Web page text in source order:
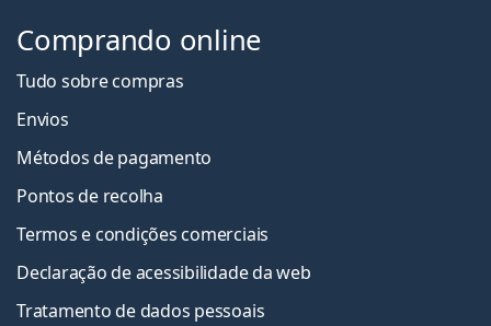
Comprando online
Tudo sobre compras
Envios
Métodos de pagamento
Pontos de recolha
Termos e condições comerciais
Declaração de acessibilidade da web
Tratamento de dados pessoais